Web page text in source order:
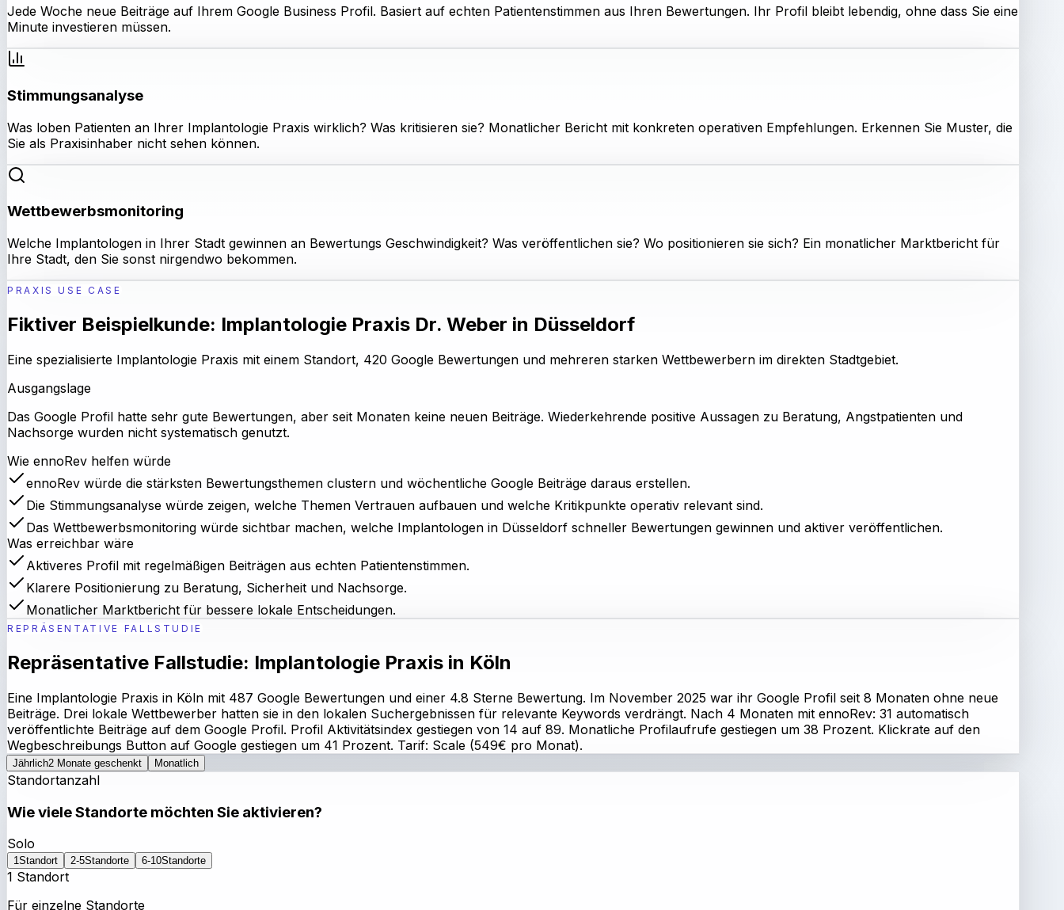
Jede Woche neue Beiträge auf Ihrem Google Business Profil. Basiert auf echten Patientenstimmen aus Ihren Bewertungen. Ihr Profil bleibt lebendig, ohne dass Sie eine
Minute investieren müssen.
Stimmungsanalyse
Was loben Patienten an Ihrer Implantologie Praxis wirklich? Was kritisieren sie? Monatlicher Bericht mit konkreten operativen Empfehlungen. Erkennen Sie Muster, die
Sie als Praxisinhaber nicht sehen können.
Wettbewerbsmonitoring
Welche Implantologen in Ihrer Stadt gewinnen an Bewertungs Geschwindigkeit? Was veröffentlichen sie? Wo positionieren sie sich? Ein monatlicher Marktbericht für
Ihre Stadt, den Sie sonst nirgendwo bekommen.
PRAXIS USE CASE
Fiktiver Beispielkunde: Implantologie Praxis Dr. Weber in Düsseldorf
Eine spezialisierte Implantologie Praxis mit einem Standort, 420 Google Bewertungen und mehreren starken Wettbewerbern im direkten Stadtgebiet.
Ausgangslage
Das Google Profil hatte sehr gute Bewertungen, aber seit Monaten keine neuen Beiträge. Wiederkehrende positive Aussagen zu Beratung, Angstpatienten und
Nachsorge wurden nicht systematisch genutzt.
Wie ennoRev helfen würde
ennoRev würde die stärksten Bewertungsthemen clustern und wöchentliche Google Beiträge daraus erstellen.
Die Stimmungsanalyse würde zeigen, welche Themen Vertrauen aufbauen und welche Kritikpunkte operativ relevant sind.
Das Wettbewerbsmonitoring würde sichtbar machen, welche Implantologen in Düsseldorf schneller Bewertungen gewinnen und aktiver veröffentlichen.
Was erreichbar wäre
Aktiveres Profil mit regelmäßigen Beiträgen aus echten Patientenstimmen.
Klarere Positionierung zu Beratung, Sicherheit und Nachsorge.
Monatlicher Marktbericht für bessere lokale Entscheidungen.
REPRÄSENTATIVE FALLSTUDIE
Repräsentative Fallstudie: Implantologie Praxis in Köln
Eine Implantologie Praxis in Köln mit 487 Google Bewertungen und einer 4.8 Sterne Bewertung. Im November 2025 war ihr Google Profil seit 8 Monaten ohne neue
Beiträge. Drei lokale Wettbewerber hatten sie in den lokalen Suchergebnissen für relevante Keywords verdrängt. Nach 4 Monaten mit ennoRev: 31 automatisch
veröffentlichte Beiträge auf dem Google Profil. Profil Aktivitätsindex gestiegen von 14 auf 89. Monatliche Profilaufrufe gestiegen um 38 Prozent. Klickrate auf den
Wegbeschreibungs Button auf Google gestiegen um 41 Prozent. Tarif: Scale (549€ pro Monat).
Jährlich2 Monate geschenkt Monatlich
Standortanzahl
Wie viele Standorte möchten Sie aktivieren?
Solo
1Standort 2-5Standorte 6-10Standorte
1 Standort
Für einzelne Standorte